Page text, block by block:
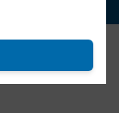
die neue